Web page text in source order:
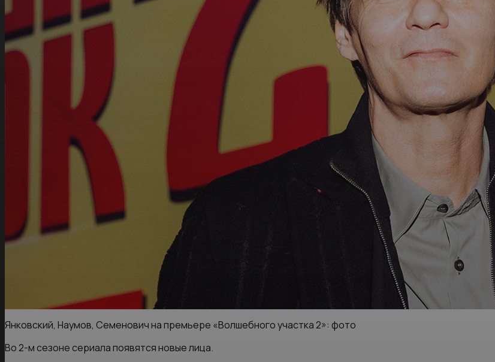
Янковский, Наумов, Семенович на премьере «Волшебного участка 2»: фото
Во 2-м сезоне сериала появятся новые лица.